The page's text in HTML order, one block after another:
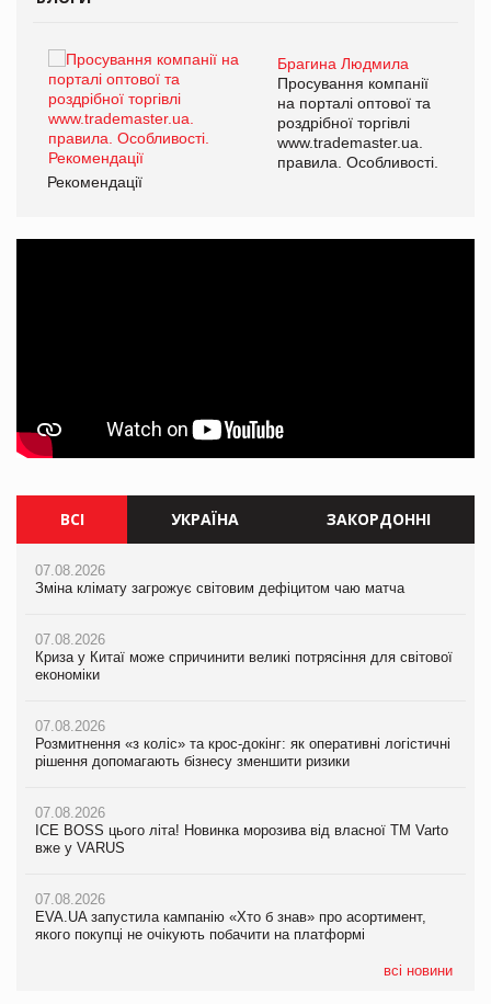
Брагина Людмила
Просування компанії
на порталі оптової та
роздрібної торгівлі
www.trademaster.ua.
правила. Особливості.
Рекомендації
ВСІ УКРАЇНА ЗАКОРДОННІ
07.08.2026
Зміна клімату загрожує світовим дефіцитом чаю матча
07.08.2026
Криза у Китаї може спричинити великі потрясіння для світової
економіки
07.08.2026
Розмитнення «з коліс» та крос-докінг: як оперативні логістичні
рішення допомагають бізнесу зменшити ризики
07.08.2026
ICE BOSS цього літа! Новинка морозива від власної ТМ Varto
вже у VARUS
07.08.2026
EVA.UA запустила кампанію «Хто б знав» про асортимент,
якого покупці не очікують побачити на платформі
всі новини
07.08.2026
Зміна клімату загрожує світовим дефіцитом чаю матча
07.08.2026
Криза у Китаї може спричинити великі потрясіння для світової
економіки
07.08.2026
Розмитнення «з коліс» та крос-докінг: як оперативні логістичні
рішення допомагають бізнесу зменшити ризики
07.08.2026
ICE BOSS цього літа! Новинка морозива від власної ТМ Varto
вже у VARUS
07.08.2026
EVA.UA запустила кампанію «Хто б знав» про асортимент,
якого покупці не очікують побачити на платформі
07.08.2026
Зміна клімату загрожує світовим дефіцитом чаю матча
07.08.2026
Криза у Китаї може спричинити великі потрясіння для світової
економіки
07.08.2026
Kraft Heinz скоротила збиток у першому півріччі
Продажі Hugo Boss впали на 9%